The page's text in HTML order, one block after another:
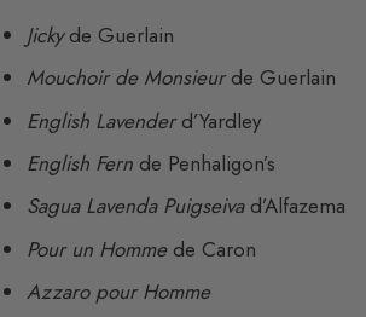
Jickyde Guerlain
Mouchoir de Monsieurde Guerlain
English Lavenderd’Yardley
English Fern de Penhaligon’s
Sagua Lavenda Puigseivad’Alfazema
Pour un Hommede Caron
Azzaro pour Homme